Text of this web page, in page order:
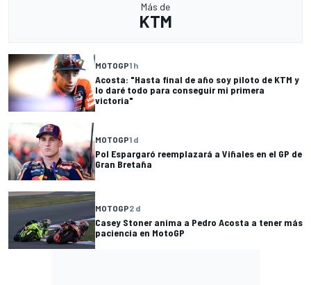
Más de
KTM
MOTOGP1 h
Acosta: "Hasta final de año soy piloto de KTM y
lo daré todo para conseguir mi primera
victoria"
MOTOGP1 d
Pol Espargaró reemplazará a Viñales en el GP de
Gran Bretaña
MOTOGP2 d
Casey Stoner anima a Pedro Acosta a tener más
paciencia en MotoGP